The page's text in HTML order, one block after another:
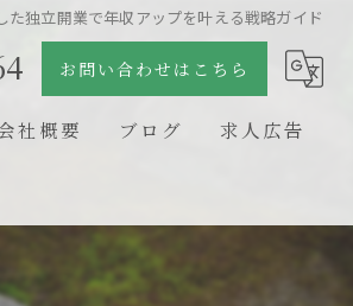
た独立開業で年収アップを叶える戦略ガイド
お問い合わせはこちら
社概要 ブログ 求人広告